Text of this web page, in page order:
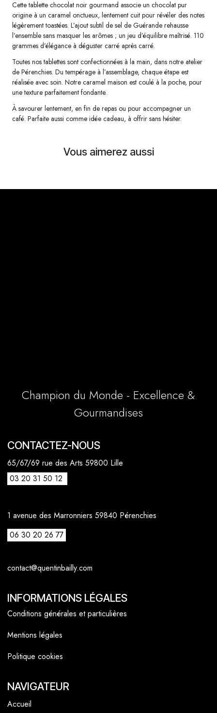
Cette tablette chocolat noir gourmand associe un chocolat pur
origine à un caramel onctueux, lentement cuit pour révéler des notes
légèrement toastées. L’ajout subtil de sel de Guérande rehausse
l’ensemble sans masquer les arômes ; un jeu d’équilibre maîtrisé. 110
grammes d’élégance à déguster carré après carré.
Toutes nos tablettes sont confectionnées à la main, dans notre atelier
de Pérenchies. Du tempérage à l’assemblage, chaque étape est
réalisée avec soin. Notre caramel maison est coulé à la poche, pour
une texture parfaitement fondante.
À savourer lentement, en fin de repas ou pour accompagner un
café. Parfaite aussi comme idée cadeau, à offrir sans hésiter.
Vous aimerez aussi
CONTACTEZ-NOUS
65/67/69 rue des Arts 59800 Lille
03 20 31 50 12
1 avenue des Marronniers 59840 Pérenchies
06 30 20 26 77
contact@quentinbailly.com
Champion du Monde - Excellence &
Gourmandises
INFORMATIONS LÉGALES
Conditions générales et particulières
Mentions légales
Politique cookies
NAVIGATEUR
Accueil